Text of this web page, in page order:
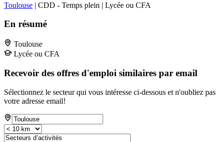
Toulouse | CDD - Temps plein | Lycée ou CFA
En résumé
Toulouse
Lycée ou CFA
Recevoir des offres d'emploi similaires par email
Sélectionnez le secteur qui vous intéresse ci-dessous et n'oubliez pas
votre adresse email!